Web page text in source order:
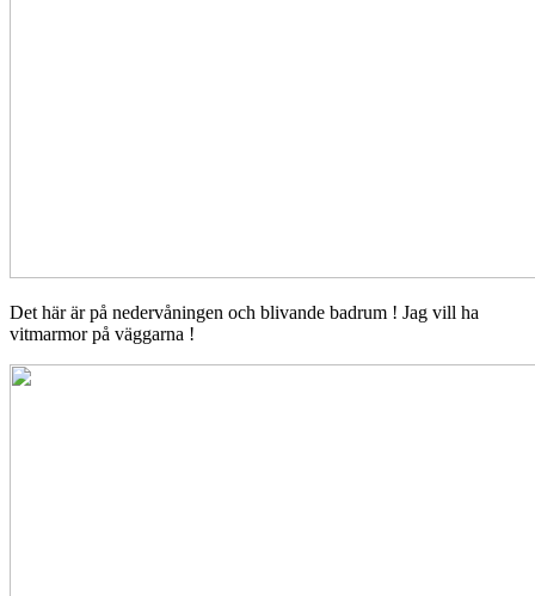
Det här är på nedervåningen och blivande badrum ! Jag vill ha
vitmarmor på väggarna !